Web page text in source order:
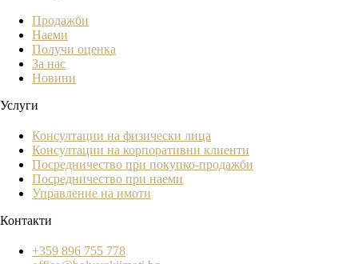
Продажби
Наеми
Получи оценка
За нас
Новини
Услуги
Консултации на физически лица
Консултации на корпоративни клиенти
Посредничество при покупко-продажби
Посредничество при наеми
Управление на имоти
Контакти
+359 896 755 778